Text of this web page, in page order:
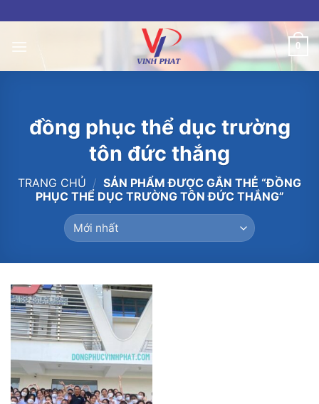
to
content
0
đồng phục thể dục trường
tôn đức thắng
TRANG CHỦ / SẢN PHẨM ĐƯỢC GẮN THẺ “ĐỒNG
PHỤC THỂ DỤC TRƯỜNG TÔN ĐỨC THẮNG”